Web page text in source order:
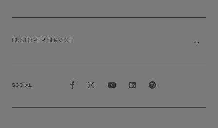
CUSTOMER SERVICE
SOCIAL